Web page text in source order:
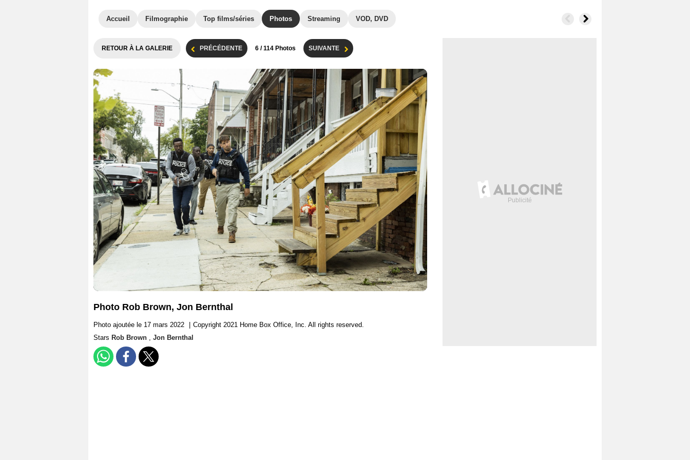
Accueil Filmographie Top films/séries Photos Streaming VOD, DVD
RETOUR À LA GALERIE PRÉCÉDENTE 6 / 114 Photos SUIVANTE
Photo Rob Brown, Jon Bernthal
Photo ajoutée le 17 mars 2022
Copyright 2021 Home Box Office, Inc. All rights reserved.
Stars Rob Brown , Jon Bernthal